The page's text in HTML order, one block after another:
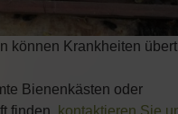
können Krankheiten
Bienenkästen oder
finden, kontaktieren Sie